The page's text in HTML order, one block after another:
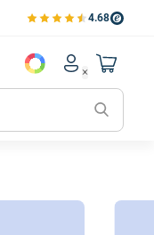
4.68
Bekijk de verfplaza
Account
Mijn
Mijn
Mijn
Naar